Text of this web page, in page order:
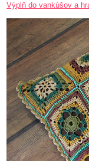
Výplň do vankúšov a